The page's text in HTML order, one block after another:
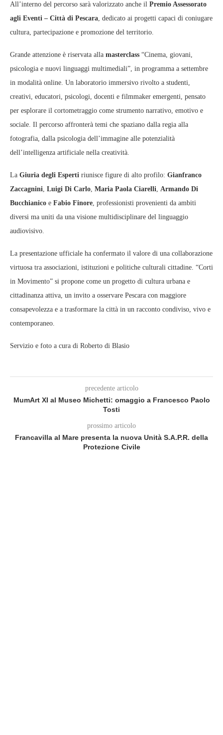
All’interno del percorso sarà valorizzato anche il Premio Assessorato
agli Eventi – Città di Pescara, dedicato ai progetti capaci di coniugare
cultura, partecipazione e promozione del territorio.
Grande attenzione è riservata alla masterclass “Cinema, giovani,
psicologia e nuovi linguaggi multimediali”, in programma a settembre
in modalità online. Un laboratorio immersivo rivolto a studenti,
creativi, educatori, psicologi, docenti e filmmaker emergenti, pensato
per esplorare il cortometraggio come strumento narrativo, emotivo e
sociale. Il percorso affronterà temi che spaziano dalla regia alla
fotografia, dalla psicologia dell’immagine alle potenzialità
dell’intelligenza artificiale nella creatività.
La Giuria degli Esperti riunisce figure di alto profilo: Gianfranco
Zaccagnini, Luigi Di Carlo, Maria Paola Ciarelli, Armando Di
Bucchianico e Fabio Finore, professionisti provenienti da ambiti
diversi ma uniti da una visione multidisciplinare del linguaggio
audiovisivo.
La presentazione ufficiale ha confermato il valore di una collaborazione
virtuosa tra associazioni, istituzioni e politiche culturali cittadine. “Corti
in Movimento” si propone come un progetto di cultura urbana e
cittadinanza attiva, un invito a osservare Pescara con maggiore
consapevolezza e a trasformare la città in un racconto condiviso, vivo e
contemporaneo.
Servizio e foto a cura di Roberto di Blasio
precedente articolo
MumArt XI al Museo Michetti: omaggio a Francesco Paolo
Tosti
prossimo articolo
Francavilla al Mare presenta la nuova Unità S.A.P.R. della
Protezione Civile